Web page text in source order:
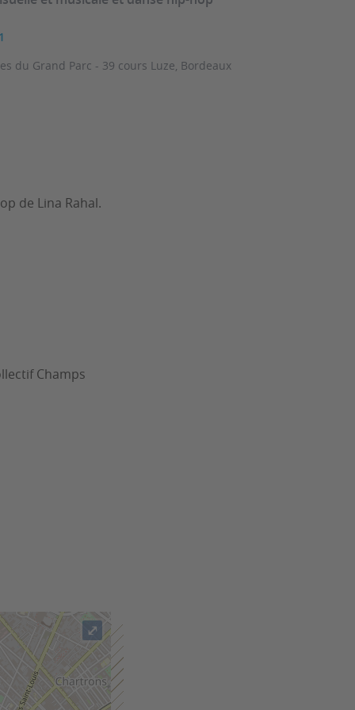
du Grand Parc - 39 cours Luze, Bordeaux
de Lina Rahal.
Champs
⤢